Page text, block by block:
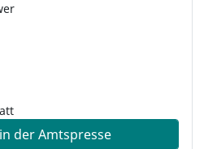
der Amtspresse